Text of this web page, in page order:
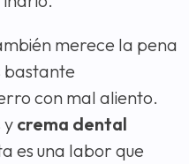
merece la pena
bastante
con mal aliento.
y crema dental
es una labor que